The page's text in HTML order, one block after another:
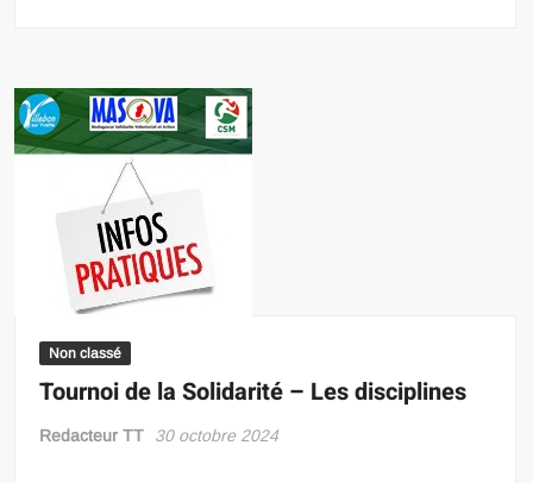
Non classé
Tournoi de la Solidarité – Les disciplines
Redacteur TT 30 octobre 2024